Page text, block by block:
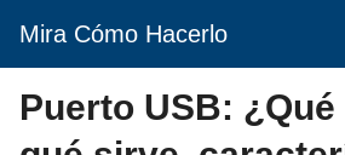
Mira Cómo Hacerlo
Puerto USB: